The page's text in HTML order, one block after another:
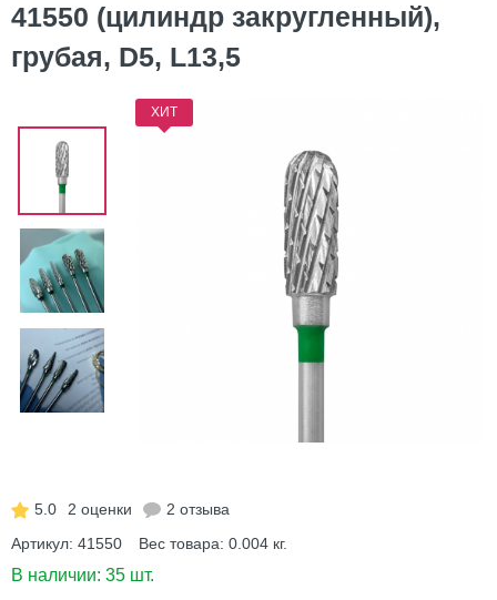
41550 (цилиндр закругленный),
грубая, D5, L13,5
ХИТ
5.0 2 оценки
2 отзыва
Артикул: 41550 Вес товара: 0.004 кг.
В наличии: 35 шт.